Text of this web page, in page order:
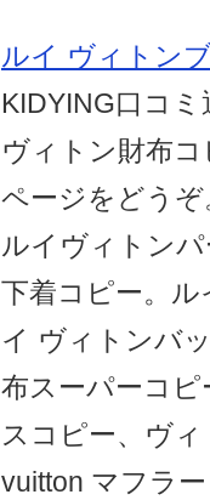
ルイ ヴィトン
KIDYING口コ
ヴィトン財布
ページをどう
ルイヴィトン
下着コピー。
イ ヴィトンバ
布スーパーコ
スコピー、ヴ
vuitton マフラ